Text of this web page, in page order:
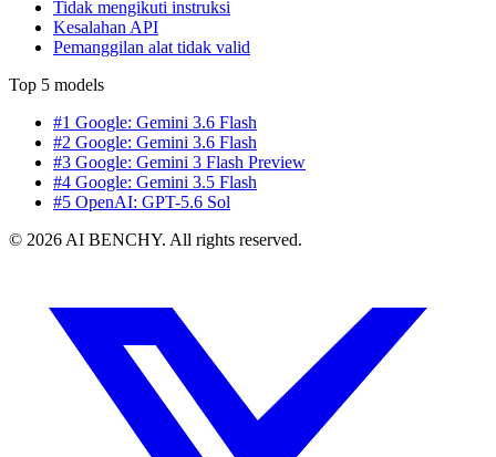
Tidak mengikuti instruksi
Kesalahan API
Pemanggilan alat tidak valid
Top 5 models
#1 Google: Gemini 3.6 Flash
#2 Google: Gemini 3.6 Flash
#3 Google: Gemini 3 Flash Preview
#4 Google: Gemini 3.5 Flash
#5 OpenAI: GPT-5.6 Sol
© 2026 AI BENCHY. All rights reserved.